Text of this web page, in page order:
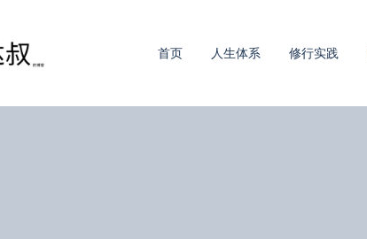
首页 人生体系 修行实践